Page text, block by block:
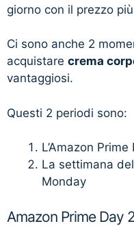
giorno con il prezzo
Ci sono anche 2
acquistare crema
vantaggiosi.
Questi 2 periodi sono:
L’Amazon Prime
La settimana
Monday
Amazon Prime Day